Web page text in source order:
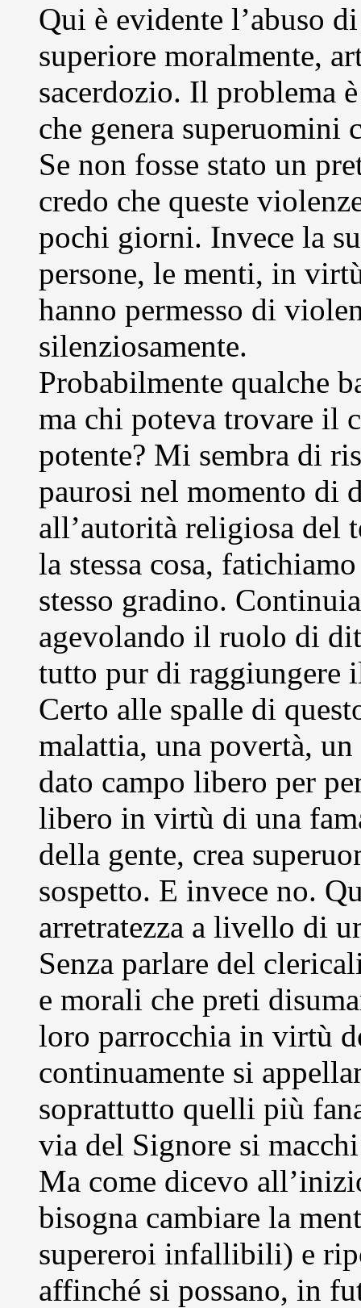
Qui è evidente l’abuso
superiore moralmente,
sacerdozio. Il problema
che genera superuomini
Se non fosse stato un
credo che queste
pochi giorni. Invece la
persone, le menti, in
hanno permesso di
silenziosamente.
Probabilmente qualche
ma chi poteva trovare il
potente? Mi sembra di
paurosi nel momento di
all’autorità religiosa del
la stessa cosa,
stesso gradino.
agevolando il ruolo di
tutto pur di raggiungere
Certo alle spalle di
malattia, una povertà,
dato campo libero per
libero in virtù di una
della gente, crea
sospetto. E invece no.
arretratezza a livello di
Senza parlare del
e morali che preti
loro parrocchia in virtù
continuamente si
soprattutto quelli più
via del Signore si
Ma come dicevo
bisogna cambiare la
supereroi infallibili) e
affinché si possano, in